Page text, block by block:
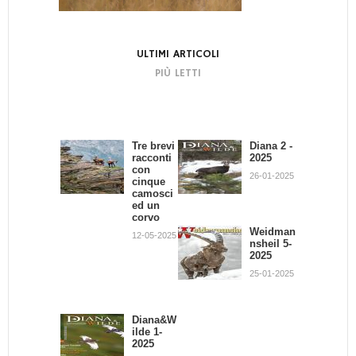
ULTIMI ARTICOLI
PIÙ LETTI
Tre brevi
racconti
con
cinque
camosci
ed un
corvo
12-05-2025
Diana 2 -
2025
26-01-2025
Weidman
nsheil 5-
2025
25-01-2025
Diana&W
ilde 1-
2025
Bando di
Concors
o:
Scrivend
o e
Cacciand
o
30-09-2013
La
dignità
Cacciator
Giovanni
Battista